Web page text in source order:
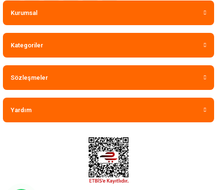
Kurumsal
Kategoriler
Sözleşmeler
Yardım